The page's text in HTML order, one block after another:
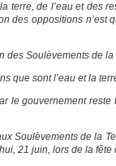
terre, de l’eau et des
des oppositions n’est
des Soulèvements de la
que sont l’eau et la
le gouvernement reste
Soulèvements de la
21 juin, lors de la fête